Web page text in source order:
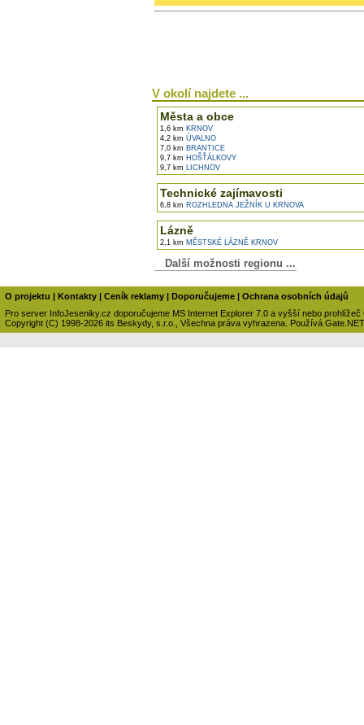
V okolí najdete ...
Města a obce
1,6 km KRNOV
4,2 km ÚVALNO
7,0 km BRANTICE
9,7 km HOŠŤÁLKOVY
9,7 km LICHNOV
Technické zajímavosti
6,8 km ROZHLEDNA JEŽNÍK U KRNOVA
Lázně
2,1 km MĚSTSKÉ LÁZNĚ KRNOV
Další možnosti regionu ...
O projektu | Kontakty | Ceník reklamy | Doporučujeme | Ochrana osobních údajů
Pro server InfoJeseniky.cz doporučujeme MS Internet Explorer 7.0 a vyšší nebo prohlížeč
Copyright (C) 1998-2026 its Beskydy, s.r.o., Všechna práva vyhrazena. Používá